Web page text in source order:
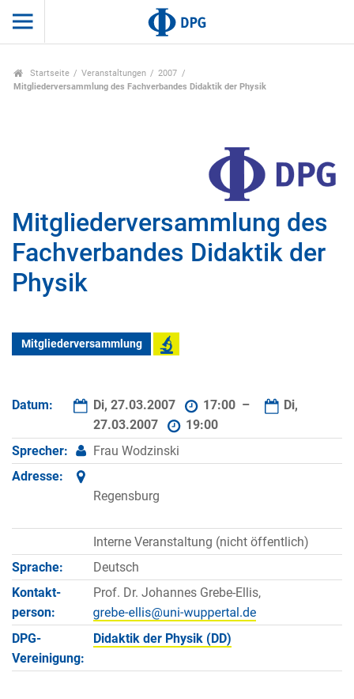
Startseite Veranstaltungen
2007
Mitgliederversammlung des Fachverbandes Didaktik der Physik
Mitgliederversammlung des
Fachverbandes Didaktik der
Physik
Mitgliederversammlung
Datum: Di, 27.03.2007 17:00 –
Di,
27.03.2007
19:00
Sprecher:
Frau Wodzinski
Adresse:
Regensburg
Interne Veranstaltung (nicht öffentlich)
Sprache:
Deutsch
Kontakt­
person:
Prof. Dr. Johannes Grebe-Ellis,
DPG-
Vereinigung:
Didaktik der Physik (DD)